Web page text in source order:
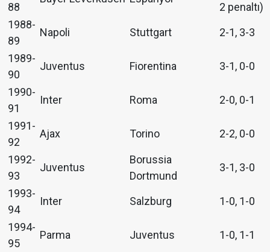
88
2 penaltı)
1988-
89
Napoli Stuttgart 2-1, 3-3
1989-
90
Juventus Fiorentina 3-1, 0-0
1990-
91
Inter Roma 2-0, 0-1
1991-
92
Ajax Torino 2-2, 0-0
1992-
93
Juventus
Borussia
Dortmund
3-1, 3-0
1993-
94
Inter Salzburg 1-0, 1-0
1994-
95
Parma Juventus 1-0, 1-1